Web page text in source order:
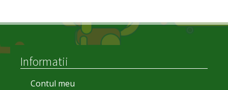
Informatii
Contul meu